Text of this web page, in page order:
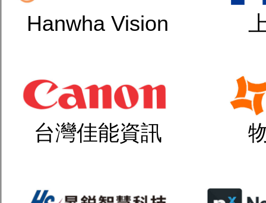
Hanwha Vision
台灣佳能資訊